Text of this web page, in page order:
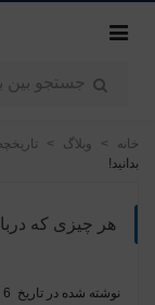
خانه > وبلاگ >
بدانید!
هر چیزی که
نوشته شده در تاریخ 6 سال پیش